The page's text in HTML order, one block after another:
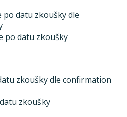
po datu zkoušky dle
po datu zkoušky
zkoušky dle confirmation
zkoušky